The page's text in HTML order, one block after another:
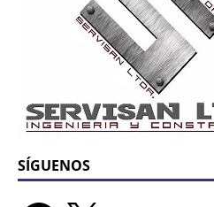
SÍGUENOS